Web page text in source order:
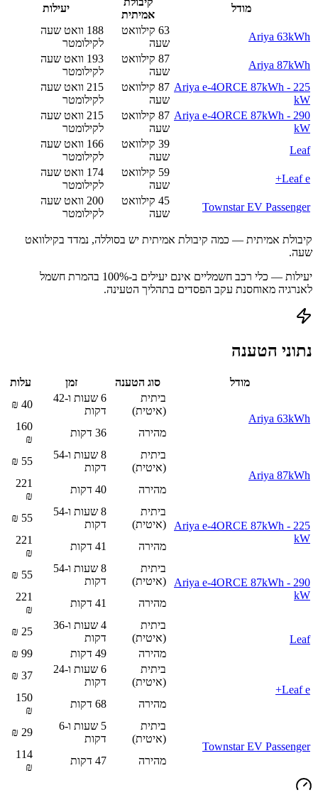
מודל
אמיתית
יעילות
Ariya 63kWh
63 קילוואט
שעה
188 וואט שעה
לקילומטר
Ariya 87kWh
87 קילוואט
שעה
193 וואט שעה
לקילומטר
Ariya e-4ORCE 87kWh - 225
kW
87 קילוואט
שעה
215 וואט שעה
לקילומטר
Ariya e-4ORCE 87kWh - 290
kW
87 קילוואט
שעה
215 וואט שעה
לקילומטר
Leaf
39 קילוואט
שעה
166 וואט שעה
לקילומטר
Leaf e+
59 קילוואט
שעה
174 וואט שעה
לקילומטר
Townstar EV Passenger
45 קילוואט
שעה
200 וואט שעה
לקילומטר
קיבולת אמיתית — כמה קיבולת אמיתית יש בסוללה, נמדד בקילוואט
שעה.
יעילות — כלי רכב חשמליים אינם יעילים ב-100% בהמרת חשמל
לאנרגיה מאוחסנת עקב הפסדים בתהליך הטעינה.
נתוני הטענה
מודל סוג הטענה זמן עלות
Ariya 63kWh
ביתית
(איטית)
6 שעות ו-42
דקות
40
₪
מהירה 36 דקות
160
₪
Ariya 87kWh
ביתית
(איטית)
8 שעות ו-54
דקות
55
₪
מהירה 40 דקות
221
₪
Ariya e-4ORCE 87kWh - 225
kW
ביתית
(איטית)
8 שעות ו-54
דקות
55
₪
מהירה 41 דקות
221
₪
Ariya e-4ORCE 87kWh - 290
kW
ביתית
(איטית)
8 שעות ו-54
דקות
55
₪
מהירה 41 דקות
221
₪
Leaf
ביתית
(איטית)
4 שעות ו-36
דקות
25
₪
מהירה
49 דקות 99
₪
Leaf e+
ביתית
(איטית)
6 שעות ו-24
דקות
37
₪
מהירה 68 דקות
150
₪
Townstar EV Passenger
ביתית
(איטית)
5 שעות ו-6
דקות
29
₪
מהירה 47 דקות
114
₪